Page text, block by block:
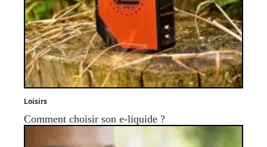
Loisirs
Comment choisir son e-liquide ?